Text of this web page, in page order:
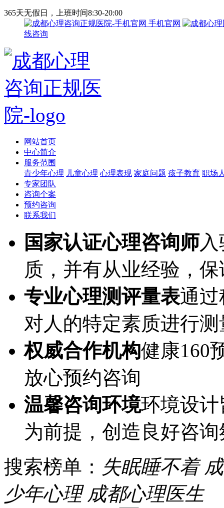
365天无假日，上班时间8:30-20:00
手机官网
线咨询
网站首页
中心简介
服务范围
青少年心理 儿童心理 心理表现 家庭问题 孩子教育 职场
专家团队
咨询个案
预约咨询
联系我们
国家认证心理咨询师
质，并有从业经验，
专业心理测评量表通
对人的特定素质进行
权威合作机构健康160
放心预约咨询
温馨咨询环境环境设
为前提，创造良好咨
搜索榜单： 失眠睡不着
少年心理 成都心理医生